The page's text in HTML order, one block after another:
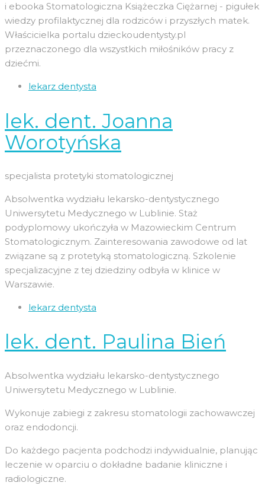
i ebooka Stomatologiczna Książeczka Ciężarnej - pigułek
wiedzy profilaktycznej dla rodziców i przyszłych matek.
Właścicielka portalu dzieckoudentysty.pl
przeznaczonego dla wszystkich miłośników pracy z
dziećmi.
lekarz dentysta
lek. dent. Joanna
Worotyńska
specjalista protetyki stomatologicznej
Absolwentka wydziału lekarsko-dentystycznego
Uniwersytetu Medycznego w Lublinie. Staż
podyplomowy ukończyła w Mazowieckim Centrum
Stomatologicznym. Zainteresowania zawodowe od lat
związane są z protetyką stomatologiczną. Szkolenie
specjalizacyjne z tej dziedziny odbyła w klinice w
Warszawie.
lekarz dentysta
lek. dent. Paulina Bień
Absolwentka wydziału lekarsko-dentystycznego
Uniwersytetu Medycznego w Lublinie.
Wykonuje zabiegi z zakresu stomatologii zachowawczej
oraz endodoncji.
Do każdego pacjenta podchodzi indywidualnie, planując
leczenie w oparciu o dokładne badanie kliniczne i
radiologiczne.